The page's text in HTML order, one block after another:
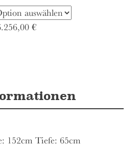
€
152cm Tiefe: 65cm